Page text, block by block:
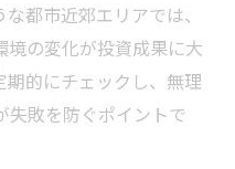
都市近郊エリアでは、
の変化が投資成果に大
的にチェックし、無理
失敗を防ぐポイントで